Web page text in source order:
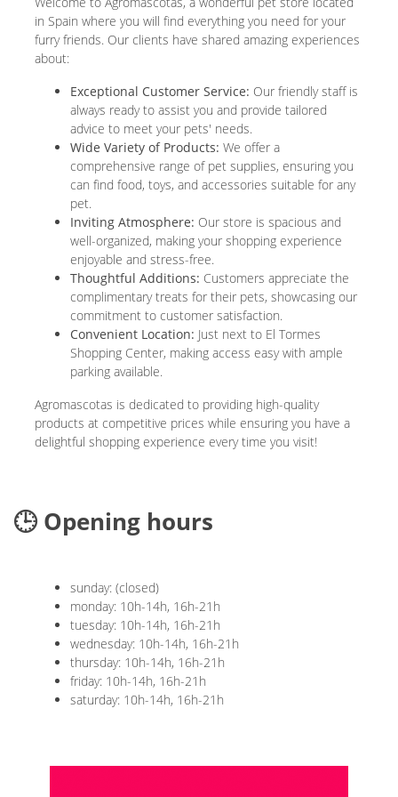
in Spain where you will find everything you need for your
furry friends. Our clients have shared amazing experiences
about:
Exceptional Customer Service: Our friendly staff is
always ready to assist you and provide tailored
advice to meet your pets' needs.
Wide Variety of Products: We offer a
comprehensive range of pet supplies, ensuring you
can find food, toys, and accessories suitable for any
pet.
Inviting Atmosphere: Our store is spacious and
well-organized, making your shopping experience
enjoyable and stress-free.
Thoughtful Additions: Customers appreciate the
complimentary treats for their pets, showcasing our
commitment to customer satisfaction.
Convenient Location: Just next to El Tormes
Shopping Center, making access easy with ample
parking available.
Agromascotas is dedicated to providing high-quality
products at competitive prices while ensuring you have a
delightful shopping experience every time you visit!
🕒 Opening hours
sunday: (closed)
monday: 10h-14h, 16h-21h
tuesday: 10h-14h, 16h-21h
wednesday: 10h-14h, 16h-21h
thursday: 10h-14h, 16h-21h
friday: 10h-14h, 16h-21h
saturday: 10h-14h, 16h-21h